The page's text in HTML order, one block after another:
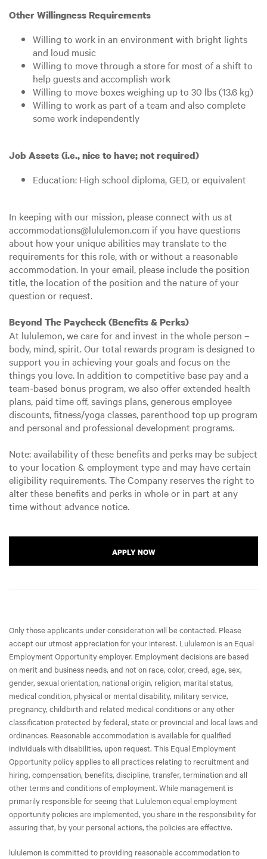
Other Willingness Requirements
Willing to work in an environment with bright lights
and loud music
Willing to move through a store for most of a shift to
help guests and accomplish work
Willing to move boxes weighing up to 30 lbs (13.6 kg)
Willing to work as part of a team and also complete
some work independently
Job Assets (i.e., nice to have; not required)
Education: High school diploma, GED, or equivalent
In keeping with our mission, please connect with us at
accommodations@lululemon.com if you have questions
about how your unique abilities may translate to the
requirements for this role, with or without a reasonable
accommodation. In your email, please include the position
title, the location of the position and the nature of your
question or request.
Beyond The Paycheck (Benefits & Perks)
At lululemon, we care for and invest in the whole person –
body, mind, spirit. Our total rewards program is designed to
support you in achieving your goals and focus on the
things you love. In addition to competitive base pay and a
team-based bonus program, we also offer extended health
plans, paid time off, savings plans, generous employee
discounts, fitness/yoga classes, parenthood top up program
and personal and professional development programs.
Note: availability of these benefits and perks may be subject
to your location & employment type and may have certain
eligibility requirements. The Company reserves the right to
alter these benefits and perks in whole or in part at any
time without advance notice.
APPLY NOW
Only those applicants under consideration will be contacted. Please
accept our utmost appreciation for your interest. Lululemon is an Equal
Employment Opportunity employer. Employment decisions are based
on merit and business needs, and not on race, color, creed, age, sex,
gender, sexual orientation, national origin, religion, marital status,
medical condition, physical or mental disability, military service,
pregnancy, childbirth and related medical conditions or any other
classification protected by federal, state or provincial and local laws and
ordinances. Reasonable accommodation is available for qualified
individuals with disabilities, upon request. This Equal Employment
Opportunity policy applies to all practices relating to recruitment and
hiring, compensation, benefits, discipline, transfer, termination and all
other terms and conditions of employment. While management is
primarily responsible for seeing that Lululemon equal employment
opportunity policies are implemented, you share in the responsibility for
assuring that, by your personal actions, the policies are effective.
lululemon is committed to providing reasonable accommodation to